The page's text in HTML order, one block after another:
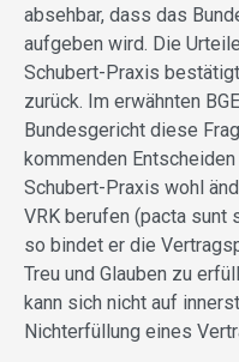
absehbar, dass das
aufgeben wird. Die
Schubert-Praxis
zurück. Im erwähnten
Bundesgericht diese
kommenden
Schubert-Praxis wohl
VRK berufen (pacta sunt
so bindet er die
Treu und Glauben zu
kann sich nicht auf
Nichterfüllung eines